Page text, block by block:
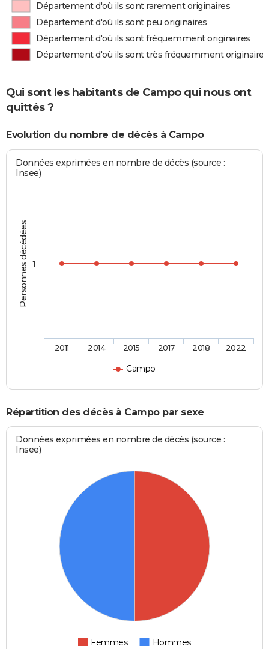
Département d'où ils sont rarement originaires
Département d'où ils sont peu originaires
Département d'où ils sont fréquemment originaires
Département d'où ils sont très fréquemment originaires
Qui sont les habitants de Campo qui nous ont
quittés ?
Evolution du nombre de décès à Campo
Personnes décédées
Données exprimées en nombre de décès (source :
Insee)
Campo
2011 2014 2015 2017 2018 2022
1
Répartition des décès à Campo par sexe
Données exprimées en nombre de décès (source :
Insee)
Femmes Hommes